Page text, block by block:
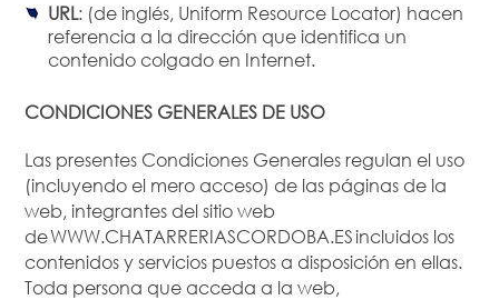
URL: (de inglés, Uniform Resource Locator) hacen
referencia a la dirección que identifica un
contenido colgado en Internet.
CONDICIONES GENERALES DE USO
Las presentes Condiciones Generales regulan el uso
(incluyendo el mero acceso) de las páginas de la
web, integrantes del sitio web
de WWW.CHATARRERIASCORDOBA.ES incluidos los
contenidos y servicios puestos a disposición en ellas.
Toda persona que acceda a la web,